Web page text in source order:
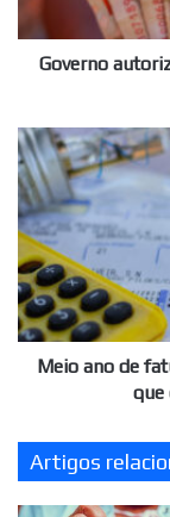
autistas;
Veja
comoGoverno
Meio
ano
de
fatura
de
água
gratuita
para
os
brasileiros
estes
requisitos
Meio ano de
que
Artigos